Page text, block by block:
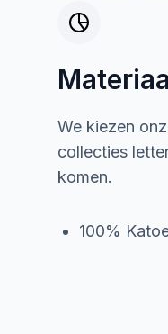
We kiezen
collecties
komen.
100%